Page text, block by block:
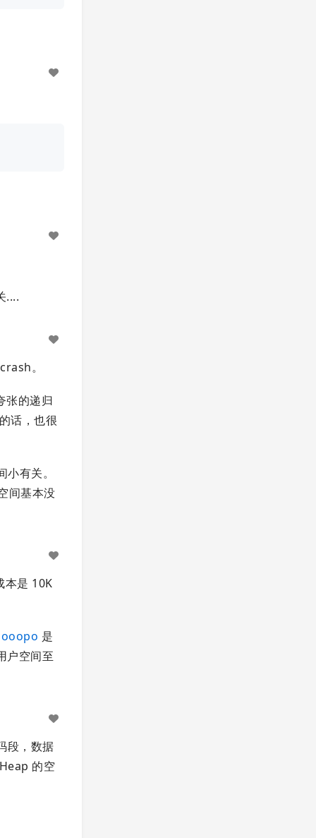
....
。
张的递归
话，也很
有关。
间基本没
本是 10K
是
户空间至
段，数据
的空